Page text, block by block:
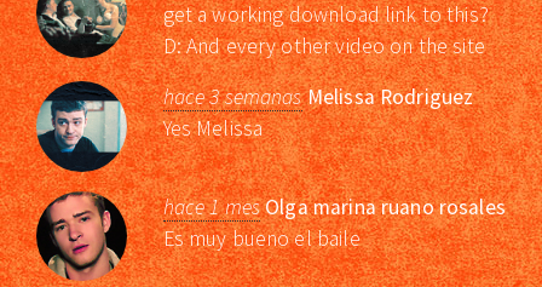
get a working download link to this?
D: And every other video on the site
hace 3 semanasMelissa Rodriguez
Yes Melissa
hace 1 mesOlga marina ruano rosales
Es muy bueno el baile